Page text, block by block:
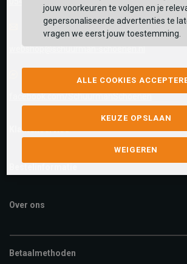
E-mail Antwoord binnen 24 uur
webshop@schuurman-schoenen.nl
facebook.com/SchuurmanSchoenen
Klantenservice
Over ons
Betaalmethoden
jouw voorkeuren te volgen en je
gepersonaliseerde advertenties te
vragen we eerst jouw toestemming.
ALLE COOKIES
KEUZE OPSLAAN
WEIGEREN